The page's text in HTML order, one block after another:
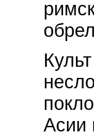
Асии